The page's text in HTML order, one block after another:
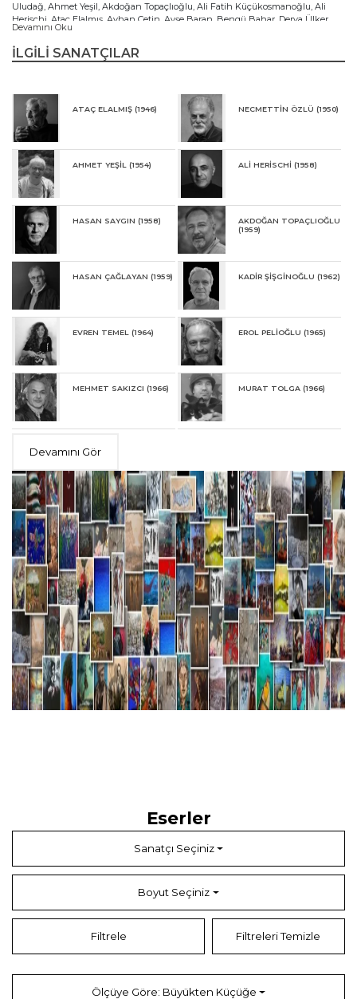
Uludağ, Ahmet Yeşil, Akdoğan Topaçlıoğlu, Ali Fatih Küçükosmanoğlu, Ali
Herischi, Ataç Elalmış, Ayhan Çetin, Ayşe Baran, Bengü Bahar, Derya Ülker,
Derya Yıldız, Duygu Aydoğan, Emrah Emir, Engin Korkmaz, Ercan Ayçiçek,
Ergin İnan, Evren Temel, Hakan Eraslan, Hakan Esmer, Hasan Basri İnan,
Hasan Çağlayan, Hasan Saygın, Ilgın Erdem, Kadir Ablak, Kadir Öztoprak, Kadir
Bozdoğan, Necmettin Özlü, Nurettin Akkaya, Orhan Umut, Parvin
Ghorbanzadeh Dizaji, Sema Öcal, Sertap Yeğin, Seydi Murat Koç, Sümeyye
Yuşan, Şirin Yılmaz, Tamer Bilgiç, Tamer Derican, Ümit Türk, Yusuf Şengür,
Zafer Malkoç
Devamını Oku
İLGİLİ SANATÇILAR
ATAÇ ELALMIŞ (1946) NECMETTİN ÖZLÜ (1950)
AHMET YEŞİL (1954) ALİ HERİSCHİ (1958)
HASAN SAYGIN (1958)
AKDOĞAN TOPAÇLIOĞLU
(1959)
HASAN ÇAĞLAYAN (1959) KADİR ŞİŞGİNOĞLU (1962)
EVREN TEMEL (1964) EROL PELİOĞLU (1965)
MEHMET SAKIZCI (1966) MURAT TOLGA (1966)
Devamını Gör
Eserler
Sanatçı Seçiniz
Boyut Seçiniz
Filtrele Filtreleri Temizle
Ölçüye Göre: Büyükten Küçüğe